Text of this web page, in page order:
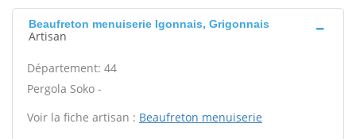
Beaufreton menuiserie Igonnais, Grigonnais
Artisan
Département: 44
Pergola Soko -
Voir la fiche artisan : Beaufreton menuiserie